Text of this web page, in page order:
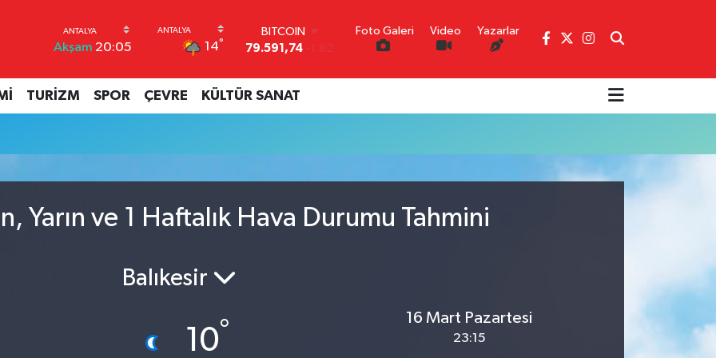
Akşam 20:05 14°
BITCOIN
79.591,74 -1.82
45,43620 0.02
EURO
53,38690 0.19
6862,09000 0.19
14.598,00
0
Foto Galeri Video Yazarlar
TURİZM SPOR ÇEVRE KÜLTÜR SANAT
Yarın ve 1 Haftalık Hava Durumu Tahmini
Balıkesir
10°
16 Mart Pazartesi
23:15